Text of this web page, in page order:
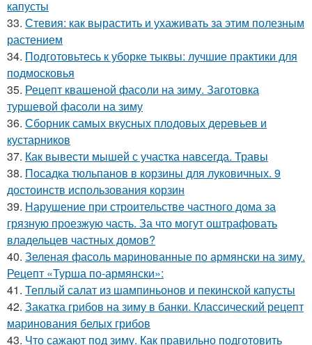
капусты
33. Стевия: как вырастить и ухаживать за этим полезным
растением
34. Подготовьтесь к уборке тыквы: лучшие практики для
подмосковья
35. Рецепт квашеной фасоли на зиму. Заготовка
туршевой фасоли на зиму
36. Сборник самых вкусных плодовых деревьев и
кустарников
37. Как вывести мышей с участка навсегда. Травы
38. Посадка тюльпанов в корзины для луковичных. 9
достоинств использования корзин
39. Нарушение при строительстве частного дома за
грязную проезжую часть. За что могут оштрафовать
владельцев частных домов?
40. Зеленая фасоль маринованные по армянски на зиму.
Рецепт «Турша по-армянски»:
41. Теплый салат из шампиньонов и пекинской капусты
42. Закатка грибов на зиму в банки. Классический рецепт
маринования белых грибов
43. Что сажают под зиму. Как правильно подготовить